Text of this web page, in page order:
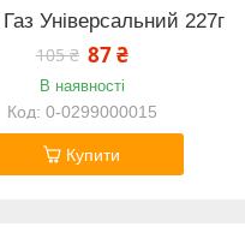
Універсальний 227г
105 ₴ 87 ₴
В наявності
0-0299000015
Купити